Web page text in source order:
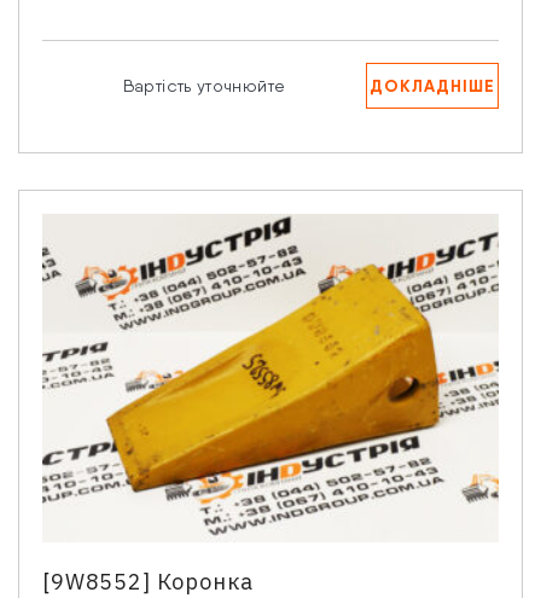
Вартість уточнюйте ДОКЛАДНІШЕ
[9W8552] Коронка